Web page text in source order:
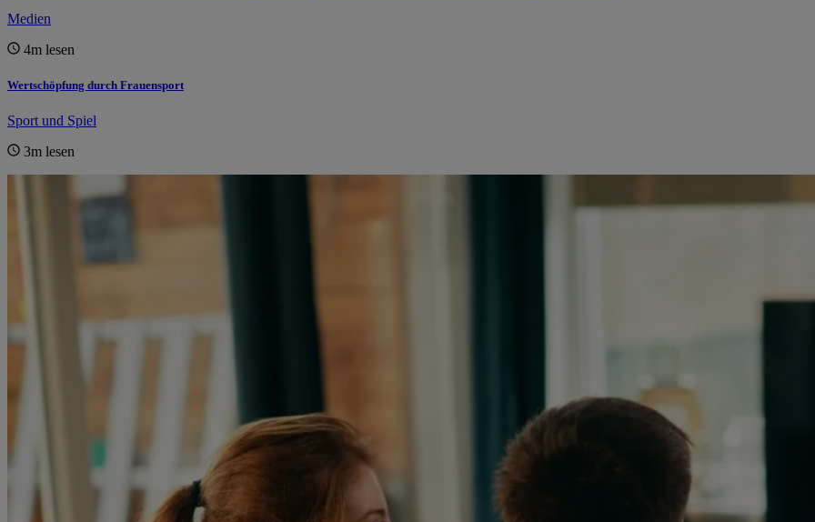
Medien
4m lesen
Wertschöpfung durch Frauensport
Sport und Spiel
3m lesen